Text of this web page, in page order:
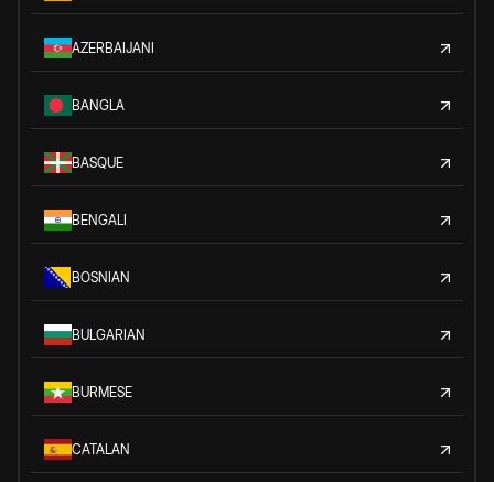
AZERBAIJANI
BANGLA
BASQUE
BENGALI
BOSNIAN
BULGARIAN
BURMESE
CATALAN